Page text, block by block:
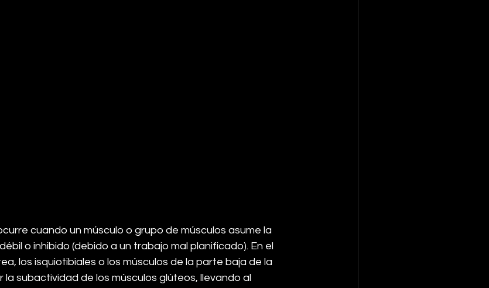
cuando un músculo o grupo de músculos asume la
o inhibido (debido a un trabajo mal planificado). En el
los isquiotibiales o los músculos de la parte baja de la
subactividad de los músculos glúteos, llevando al